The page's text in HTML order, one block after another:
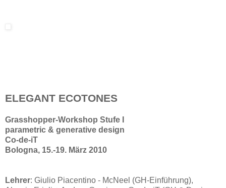
ELEGANT ECOTONES
Grasshopper-Workshop Stufe I
parametric & generative design
Co-de-iT
Bologna, 15.-19. März 2010
Lehrer: Giulio Piacentino - McNeel (GH-Einführung),